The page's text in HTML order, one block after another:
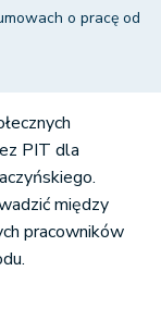
o pracę od
PIT dla
między
pracowników